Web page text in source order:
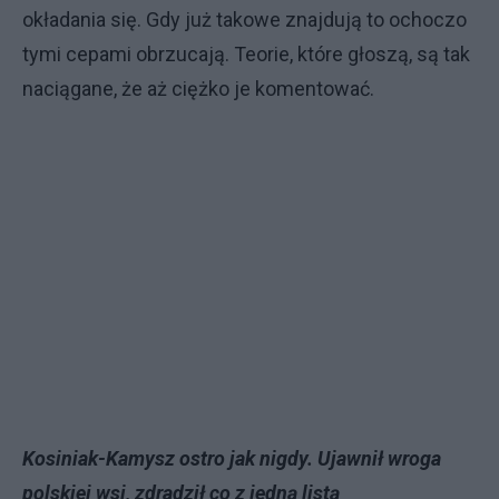
okładania się. Gdy już takowe znajdują to ochoczo
tymi cepami obrzucają. Teorie, które głoszą, są tak
naciągane, że aż ciężko je komentować.
Kosiniak-Kamysz ostro jak nigdy. Ujawnił wroga
polskiej wsi, zdradził co z jedną listą